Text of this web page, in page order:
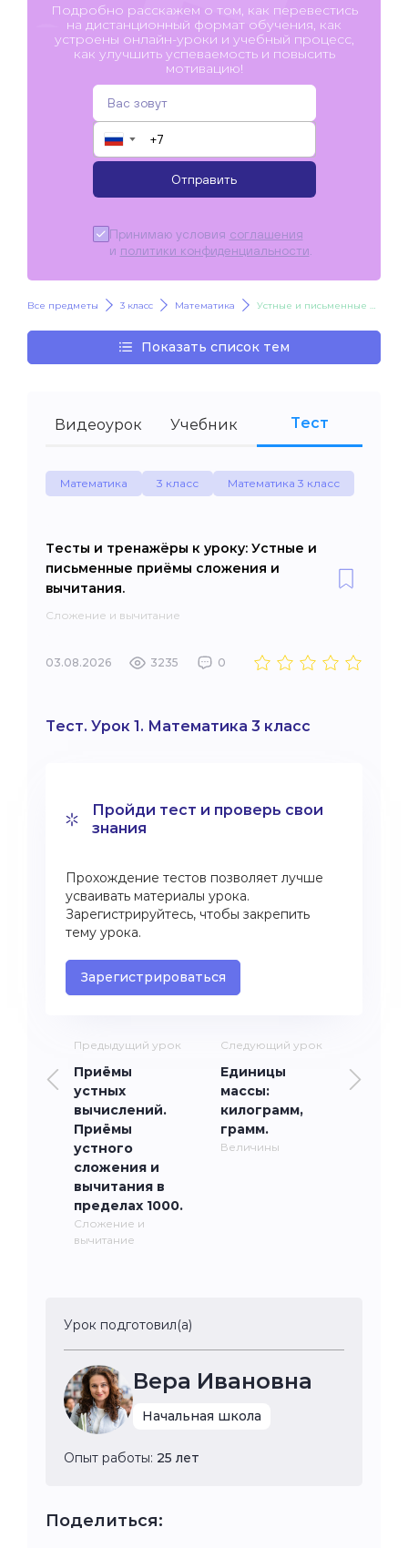
Подробно расскажем о том, как перевестись
на дистанционный формат обучения, как
устроены онлайн-уроки и учебный процесс,
как улучшить успеваемость и повысить
мотивацию!
▼
Отправить
Принимаю условия соглашения
и политики конфиденциальности
Все предметы 3 класс Математика Устные и письменные приёмы сложения и вычитания.
Показать список тем
Видеоурок Учебник Тест
Математика 3 класс Математика 3 класс
Тесты и тренажёры к уроку: Устные и
письменные приёмы сложения и
вычитания.
Сложение и вычитание
03.08.2026 3235 0
Тест. Урок 1. Математика 3 класс
Пройди тест и проверь свои
знания
Прохождение тестов позволяет лучше
усваивать материалы урока.
Зарегистрируйтесь, чтобы закрепить
тему урока.
Зарегистрироваться
Предыдущий урок
Приёмы
устных
вычислений.
Приёмы
устного
сложения и
вычитания в
пределах 1000.
Сложение и
вычитание
Следующий урок
Единицы
массы:
килограмм,
грамм.
Величины
Урок подготовил(а)
Вера Ивановна
Начальная школа
Опыт работы: 25 лет
Поделиться: